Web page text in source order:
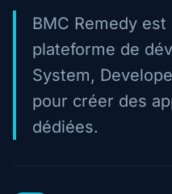
BMC Remedy
plateforme de
System,
pour créer des
dédiées.